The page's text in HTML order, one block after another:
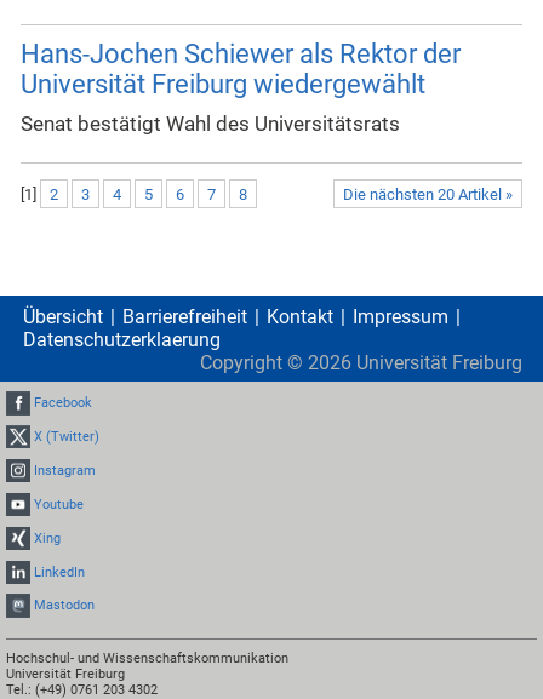
Hans-Jochen Schiewer als Rektor der
Universität Freiburg wiedergewählt
Senat bestätigt Wahl des Universitätsrats
Die nächsten 20 Artikel »
[1] 2 3 4 5 6 7 8
Übersicht Barrierefreiheit Kontakt
Impressum
Datenschutzerklaerung
Copyright © 2026 Universität Freiburg
Facebook
X (Twitter)
Instagram
Youtube
Xing
LinkedIn
Mastodon
Hochschul- und Wissenschaftskommunikation
Universität Freiburg
Tel.: (+49) 0761 203 4302